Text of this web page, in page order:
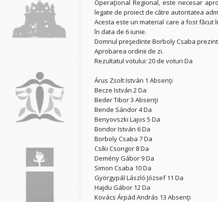
Operaţional Regional, este necesar
legate de proiect de către autoritatea
Acesta este un material care a fost făcut
în data de 6 iunie.
Domnul preşedinte Borboly Csaba
Aprobarea ordinii de zi.
Rezultatul votului: 20 de voturi Da
Árus Zsolt István 1 Absenţi
Becze István 2 Da
Beder Tibor 3 Absenţi
Bende Sándor 4 Da
Benyovszki Lajos 5 Da
Bondor István 6 Da
Borboly Csaba 7 Da
Csíki Csongor 8 Da
Demény Gábor 9 Da
Simon Csaba 10 Da
Györgypál László József 11 Da
Hajdu Gábor 12 Da
Kovács Árpád András 13 Absenţi